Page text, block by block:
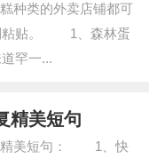
种类的外卖店铺都可
粘贴。 1、森林蛋
罕一...
精美短句
精美短句： 1、快